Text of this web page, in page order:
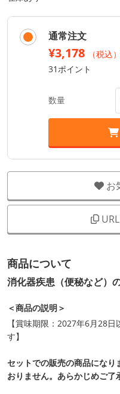
通常注文
¥3,178
（税込
31ポイント
数量
お
商品について
消化器疾患（便秘など）
＜商品の説明＞
【賞味期限：2027年6月28
す】
セットでの販売の商品になり
おりません。あらかじめご了